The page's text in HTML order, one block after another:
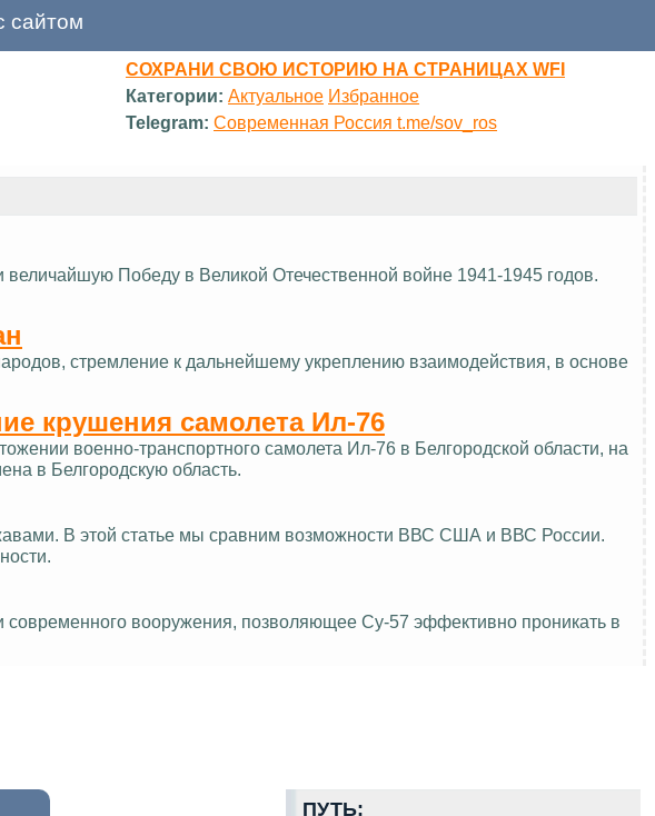
сайтом
СОХРАНИ СВОЮ ИСТОРИЮ НА СТРАНИЦАХ WFI
Категории: Актуальное Избранное
Telegram: Современная Россия t.me/sov_ros
Победу в Великой Отечественной войне 1941-1945 годов.
стремление к дальнейшему укреплению взаимодействия, в основе
крушения самолета Ил-76
военно-транспортного самолета Ил-76 в Белгородской области, на
в Белгородскую область.
В этой статье мы сравним возможности ВВС США и ВВС России.
современного вооружения, позволяющее Су-57 эффективно проникать в
ПУТЬ: